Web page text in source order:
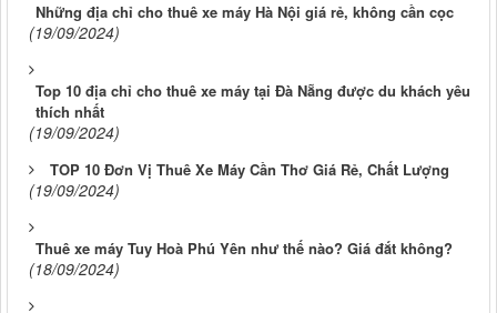
Những địa chỉ cho thuê xe máy Hà Nội giá rẻ, không cần cọc
(19/09/2024)
Top 10 địa chỉ cho thuê xe máy tại Đà Nẵng được du khách yêu
thích nhất
(19/09/2024)
TOP 10 Đơn Vị Thuê Xe Máy Cần Thơ Giá Rẻ, Chất Lượng
(19/09/2024)
Thuê xe máy Tuy Hoà Phú Yên như thế nào? Giá đắt không?
(18/09/2024)